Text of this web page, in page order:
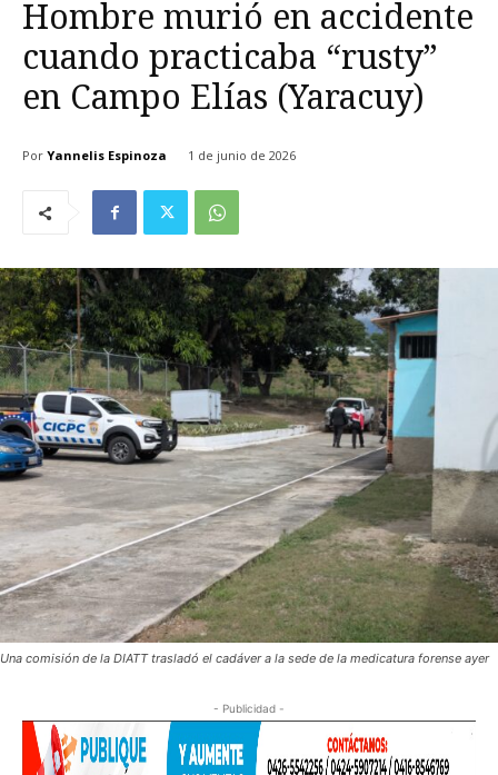
Hombre murió en accidente
cuando practicaba “rusty”
en Campo Elías (Yaracuy)
Por Yannelis Espinoza 1 de junio de 2026
Una comisión de la DIATT trasladó el cadáver a la sede de la medicatura forense ayer
- Publicidad -